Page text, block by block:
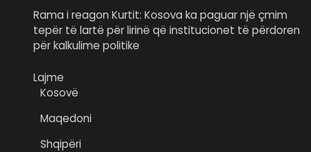
Rama i reagon Kurtit: Kosova ka paguar një çmim
tepër të lartë për lirinë që institucionet të përdoren
për kalkulime politike
Lajme
Kosovë
Maqedoni
Shqipëri